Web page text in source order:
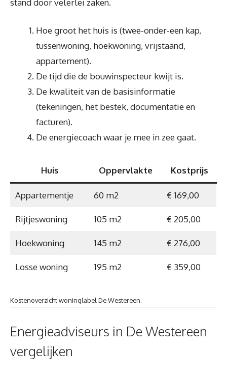
Hoe groot het huis is (twee-onder-een kap,
tussenwoning, hoekwoning, vrijstaand,
appartement).
De tijd die de bouwinspecteur kwijt is.
De kwaliteit van de basisinformatie
(tekeningen, het bestek, documentatie en
facturen).
De energiecoach waar je mee in zee gaat.
Huis Oppervlakte Kostprijs
Appartementje 60 m2 € 169,00
Rijtjeswoning 105 m2 € 205,00
Hoekwoning 145 m2 € 276,00
Losse woning 195 m2 € 359,00
Kostenoverzicht woninglabel De Westereen.
Energieadviseurs in De Westereen
vergelijken